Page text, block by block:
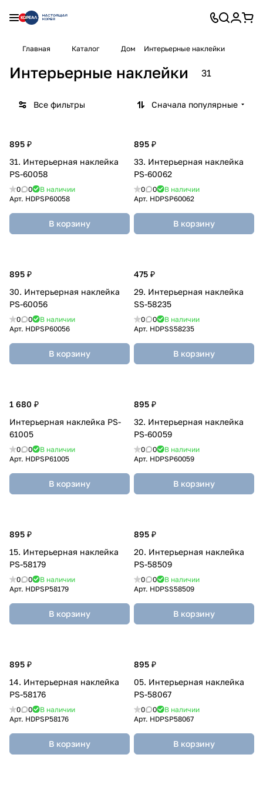
Главная Каталог Дом Интерьерные наклейки
Интерьерные наклейки 31
Все фильтры Сначала популярные
895 ₽
31. Интерьерная наклейка
PS-60058
0 0
В наличии
Арт. HDPSP60058
В корзину
895 ₽
33. Интерьерная наклейка
PS-60062
0 0
В наличии
Арт. HDPSP60062
В корзину
895 ₽
30. Интерьерная наклейка
PS-60056
0 0
В наличии
Арт. HDPSP60056
В корзину
475 ₽
29. Интерьерная наклейка
SS-58235
0 0
В наличии
Арт. HDPSS58235
В корзину
1 680 ₽
Интерьерная наклейка PS-
61005
0 0
В наличии
Арт. HDPSP61005
В корзину
895 ₽
32. Интерьерная наклейка
PS-60059
0 0
В наличии
Арт. HDPSP60059
В корзину
895 ₽
15. Интерьерная наклейка
PS-58179
0 0
В наличии
Арт. HDPSP58179
В корзину
895 ₽
20. Интерьерная наклейка
PS-58509
0 0
В наличии
Арт. HDPSS58509
В корзину
895 ₽
14. Интерьерная наклейка
PS-58176
0 0
В наличии
Арт. HDPSP58176
В корзину
895 ₽
05. Интерьерная наклейка
PS-58067
0 0
В наличии
Арт. HDPSP58067
В корзину